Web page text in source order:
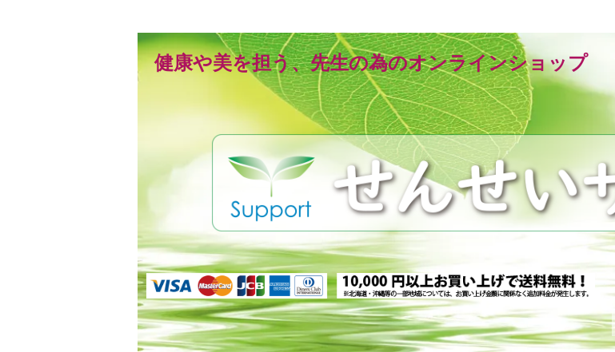
健康や美を担う、先生の為のオンラインショップ